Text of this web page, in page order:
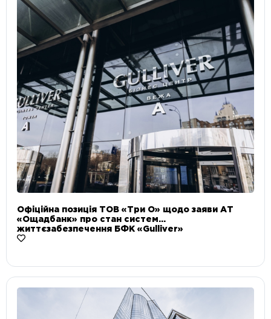
Офіційна позиція ТОВ «Три О» щодо заяви АТ
«Ощадбанк» про стан систем
життєзабезпечення БФК «Gulliver»